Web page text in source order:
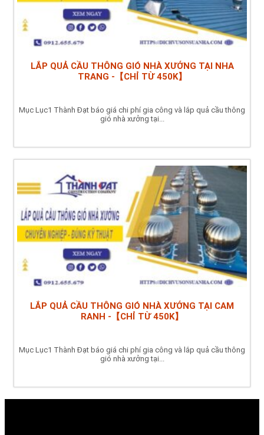
LẮP QUẢ CẦU THÔNG GIÓ NHÀ XƯỞNG TẠI NHA
TRANG -【CHỈ TỪ 450K】
Mục Lục1 Thành Đạt báo giá chi phí gia công và lắp quả cầu thông
gió nhà xưởng tại...
LẮP QUẢ CẦU THÔNG GIÓ NHÀ XƯỞNG TẠI CAM
RANH -【CHỈ TỪ 450K】
Mục Lục1 Thành Đạt báo giá chi phí gia công và lắp quả cầu thông
gió nhà xưởng tại...